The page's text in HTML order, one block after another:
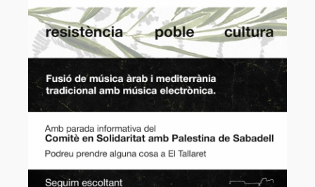
Projecte
Activitats
Parelles lingüístiques
Material
Plafons